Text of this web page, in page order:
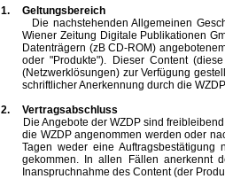
1.
Geltungsbereich
Die nachstehenden Allgemeinen
Wiener Zeitung Digitale Publikationen
Datenträgern (zB CD-ROM)
oder "Produkte"). Dieser Content
(Netzwerklösungen) zur Verfügung
schriftlicher Anerkennung durch die
2.
Vertragsabschluss
Die Angebote der WZDP sind freibleibend.
die WZDP angenommen werden oder
Tagen weder eine
gekommen. In allen Fällen anerkennt
Inanspruchnahme des Content (der